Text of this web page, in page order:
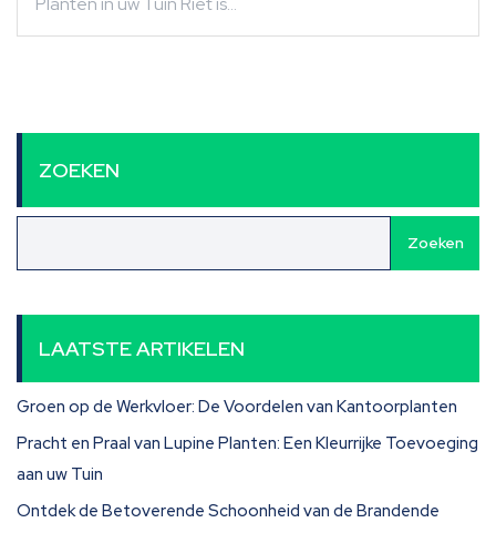
ZOEKEN
Zoeken
LAATSTE ARTIKELEN
Groen op de Werkvloer: De Voordelen van Kantoorplanten
Pracht en Praal van Lupine Planten: Een Kleurrijke Toevoeging
aan uw Tuin
Ontdek de Betoverende Schoonheid van de Brandende